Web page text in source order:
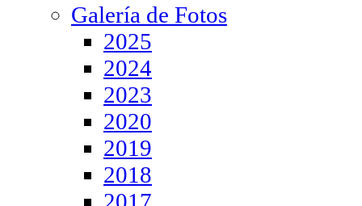
Galería de Fotos
2025
2024
2023
2020
2019
2018